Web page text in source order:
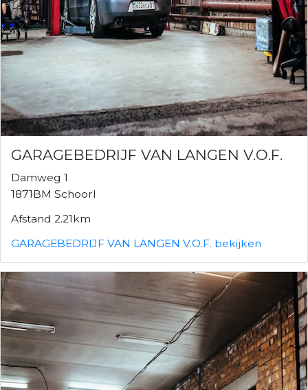
GARAGEBEDRIJF VAN LANGEN V.O.F.
Damweg 1
1871BM Schoorl
Afstand 2.21km
GARAGEBEDRIJF VAN LANGEN V.O.F. bekijken